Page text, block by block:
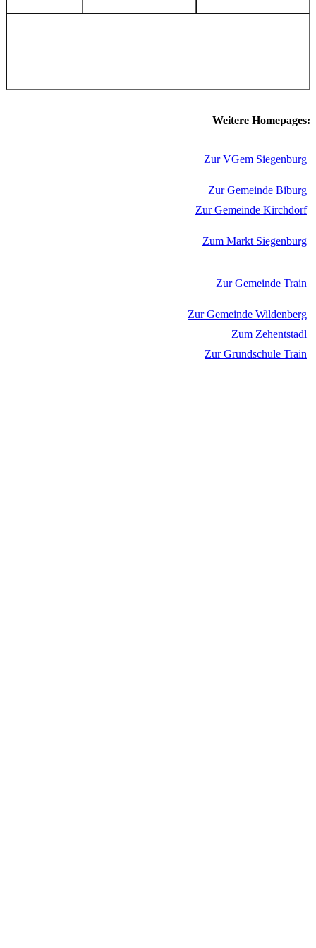
Weitere Homepages:
Zur VGem Siegenburg
Zur Gemeinde Biburg
Zur Gemeinde Kirchdorf
Zum Markt Siegenburg
Zur Gemeinde Train
Zur Gemeinde Wildenberg
Zum Zehentstadl
Zur Grundschule Train